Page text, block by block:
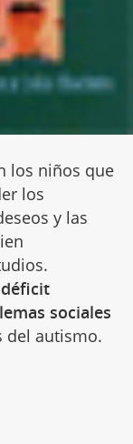
los niños que
los
y las
sociales
del autismo.